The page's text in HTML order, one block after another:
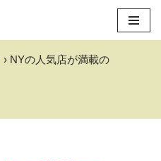
› NYの人気店が満載の